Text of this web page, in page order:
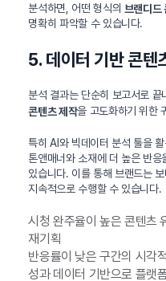
분석하면, 어떤 형식의 브랜디드
명확히 파악할 수 있습니다.
5. 데이터 기반 콘텐
분석 결과는 단순히 보고서로
콘텐츠 제작을 고도화하기 위한
특히 AI와 빅데이터 분석 툴을
톤앤매너와 소재에 더 높은 반
있습니다. 이를 통해 브랜드는
지속적으로 수행할 수 있습니다.
시청 완주율이 높은 콘텐츠
재기획
반응률이 낮은 구간의 시각
성과 데이터 기반으로 플랫